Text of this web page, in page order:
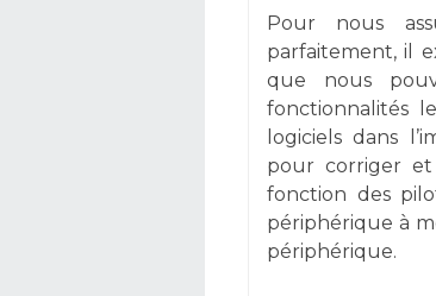
Pour nous
parfaitement, il
que nous
fonctionnalités
logiciels dans
pour corriger et
fonction des
périphérique à
périphérique.